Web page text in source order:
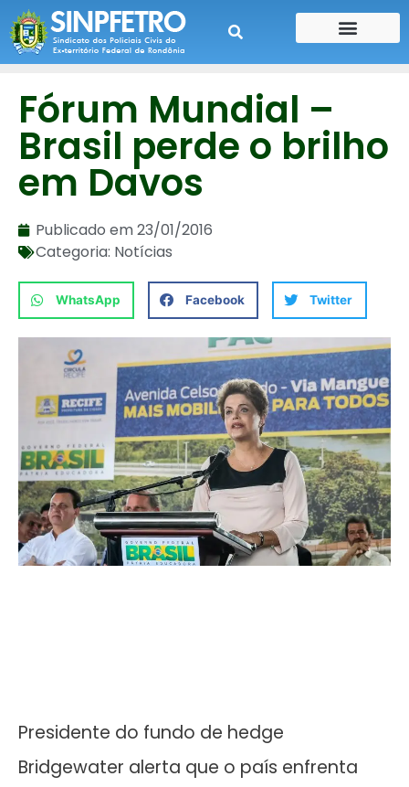
Fórum Mundial –
Brasil perde o brilho
em Davos
Publicado em23/01/2016
Categoria: Notícias
WhatsApp Facebook Twitter
Presidente do fundo de hedge
Bridgewater alerta que o país enfrenta